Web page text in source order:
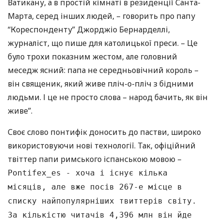
Ватикану, а в простій кімнаті в резиденції Санта-
Марта, серед інших людей, – говорить про папу
“Кореспонденту” Джорджіо Бернарделлі,
журналіст, що пише для католицької преси. – Це
було трохи показним жестом, але головний
меседж ясний: папа не середньовічний король –
він священик, який живе пліч-о-пліч з бідними
людьми. І це не просто слова – народ бачить, як він
живе”.
Своє слово понтифік доносить до пастви, широко
використовуючи нові технології. Так, офіційний
твіттер папи римського іспанською мовою –
Pontifex_es - хоча і існує кілька
місяців, але вже посів 267-е місце в
списку найпопулярніших твиттерів світу.
За кількістю читачів 4,396 млн він йде